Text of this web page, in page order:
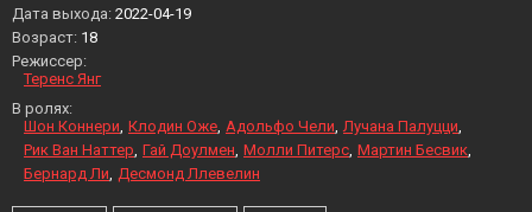
Дата выхода: 2022-04-19
Возраст: 18
Режиссер:
Теренс Янг
В ролях:
Шон Коннери Клодин Оже Адольфо Чели Лучана Палуцци
Рик Ван Наттер Гай Доулмен Молли Питерс Мартин Бесвик
Бернард Ли Десмонд Ллевелин